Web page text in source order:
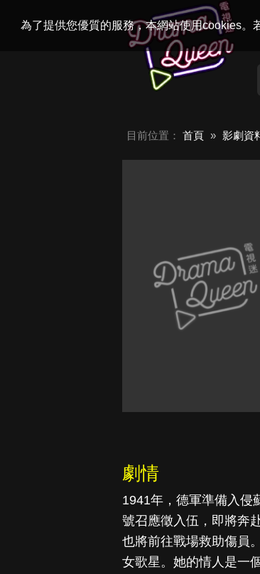
為了提供您優質的服務，本網站使用cookies。
目前位置： 首頁 影劇資
劇情
1941年，德軍準備入侵
號召應徵入伍，即將奔
也將前往戰場救助傷員
女歌星。她的情人是一